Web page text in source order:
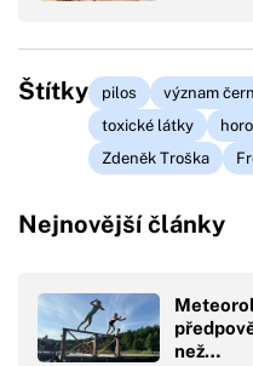
Štítky pilos význam
toxické látky
Zdeněk Troška
Nejnovější články
než…